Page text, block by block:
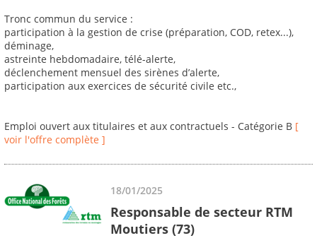
Tronc commun du service :
participation à la gestion de crise (préparation, COD, retex...),
déminage,
astreinte hebdomadaire, télé-alerte,
déclenchement mensuel des sirènes d’alerte,
participation aux exercices de sécurité civile etc.,
Emploi ouvert aux titulaires et aux contractuels - Catégorie B [
voir l'offre complète ]
18/01/2025
Responsable de secteur RTM
Moutiers (73)